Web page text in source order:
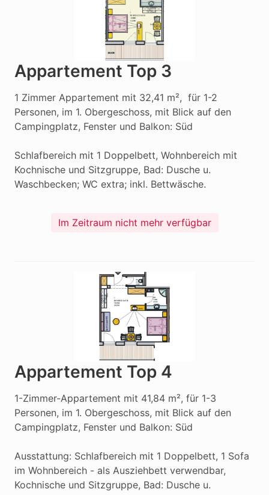
Appartement Top 3
1 Zimmer Appartement mit 32,41 m²,  für 1-2
Personen, im 1. Obergeschoss, mit Blick auf den
Campingplatz, Fenster und Balkon: Süd
Schlafbereich mit 1 Doppelbett, Wohnbereich mit
Kochnische und Sitzgruppe, Bad: Dusche u.
Waschbecken; WC extra; inkl. Bettwäsche.
Im Zeitraum nicht mehr verfügbar
Appartement Top 4
1-Zimmer-Appartement mit 41,84 m², für 1-3
Personen, im 1. Obergeschoss, mit Blick auf den
Campingplatz, Fenster und Balkon: Süd
Ausstattung: Schlafbereich mit 1 Doppelbett, 1 Sofa
im Wohnbereich - als Ausziehbett verwendbar,
Kochnische und Sitzgruppe, Bad: Dusche u.